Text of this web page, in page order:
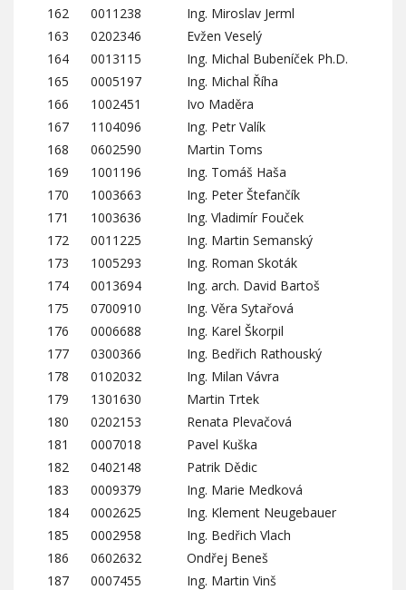
162 0011238
Ing. Miroslav Jerml
163
0202346
Evžen Veselý
164
0013115
Ing. Michal Bubeníček Ph.D.
165
0005197
Ing. Michal Říha
166
1002451
Ivo Maděra
167
1104096
Ing. Petr Valík
168
0602590
Martin Toms
169
1001196
Ing. Tomáš Haša
170
1003663
Ing. Peter Štefančík
171
1003636
Ing. Vladimír Fouček
172
0011225
Ing. Martin Semanský
173
1005293
Ing. Roman Skoták
174
0013694
Ing. arch. David Bartoš
175
0700910
Ing. Věra Sytařová
176
0006688
Ing. Karel Škorpil
177
0300366
Ing. Bedřich Rathouský
178
0102032
Ing. Milan Vávra
179
1301630
Martin Trtek
180
0202153
Renata Plevačová
181
0007018
Pavel Kuška
182
0402148
Patrik Dědic
183
0009379
Ing. Marie Medková
184
0002625
Ing. Klement Neugebauer
185
0002958
Ing. Bedřich Vlach
186
0602632
Ondřej Beneš
187
0007455
Ing. Martin Vinš